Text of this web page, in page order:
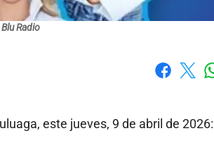
Radio
este jueves, 9 de abril de 2026: